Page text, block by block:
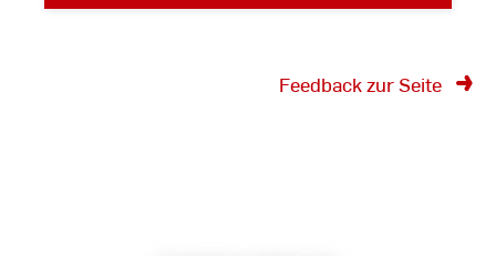
Feedback zur Seite